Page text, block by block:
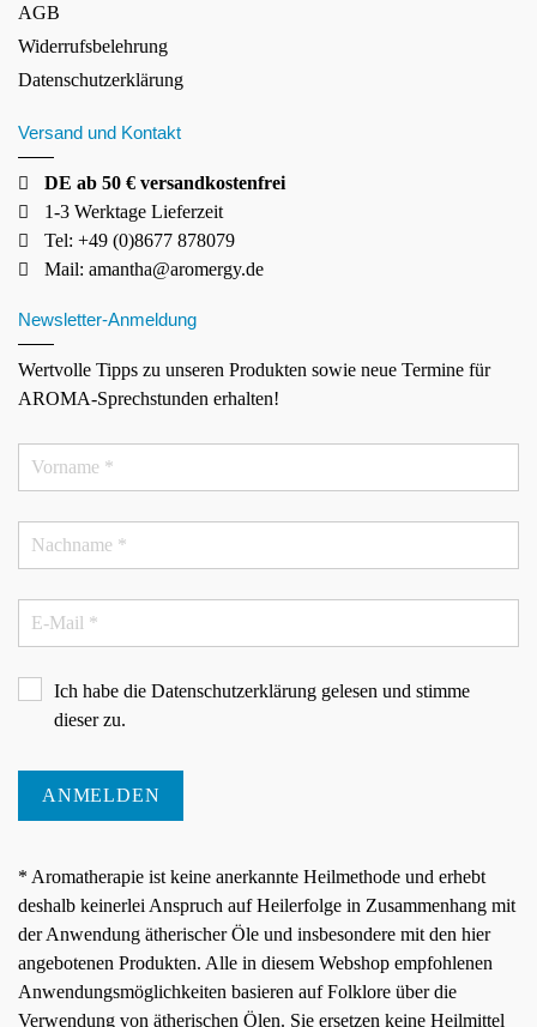
AGB
Widerrufsbelehrung
Datenschutzerklärung
Versand und Kontakt
DE ab 50 € versandkostenfrei
1-3 Werktage Lieferzeit
Tel: +49 (0)8677 878079
Mail: amantha@aromergy.de
Newsletter-Anmeldung
Wertvolle Tipps zu unseren Produkten sowie neue Termine für
AROMA-Sprechstunden erhalten!
Ich habe die Datenschutzerklärung gelesen und stimme
dieser zu.
ANMELDEN
* Aromatherapie ist keine anerkannte Heilmethode und erhebt
deshalb keinerlei Anspruch auf Heilerfolge in Zusammenhang mit
der Anwendung ätherischer Öle und insbesondere mit den hier
angebotenen Produkten. Alle in diesem Webshop empfohlenen
Anwendungsmöglichkeiten basieren auf Folklore über die
Verwendung von ätherischen Ölen. Sie ersetzen keine Heilmittel